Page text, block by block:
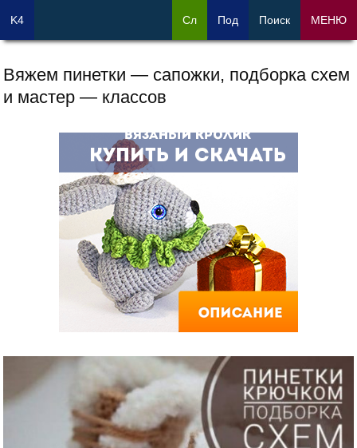
Вяжем пинетки — сапожки, подборка схем
и мастер — классов
K4 Сл Под Поиск МЕНЮ